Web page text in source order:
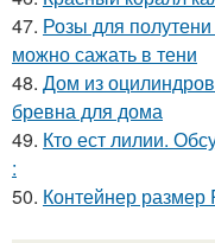
47. Розы для
можно сажать в тени
48. Дом из
бревна для дома
49. Кто ест лилии.
:
50. Контейнер размер